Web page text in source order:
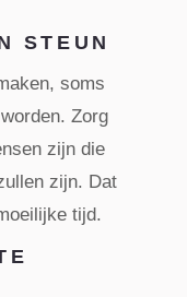
STEUN
soms
Zorg
zijn die
zijn. Dat
tijd.